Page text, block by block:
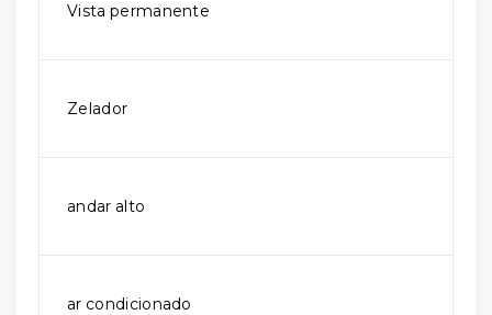
Vista permanente
Zelador
andar alto
ar condicionado